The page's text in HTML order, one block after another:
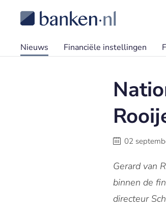
Nieuws Financiële instellingen
02
Gerard van
binnen de
directeur